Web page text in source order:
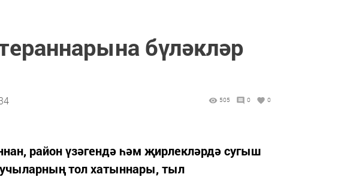
бүләкләр
505 0 0
район үзәгендә һәм җирлекләрдә сугыш
тол хатыннары, тыл